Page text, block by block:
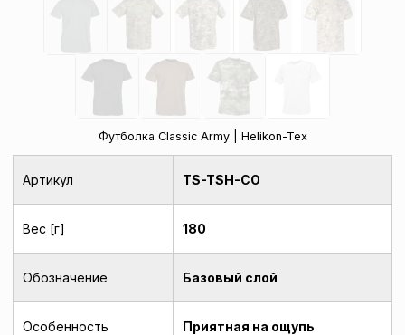
Футболка Classic Army | Helikon-Tex
Артикул TS-TSH-CO
Вес [г] 180
Обозначение Базовый слой
Особенность Приятная на ощупь